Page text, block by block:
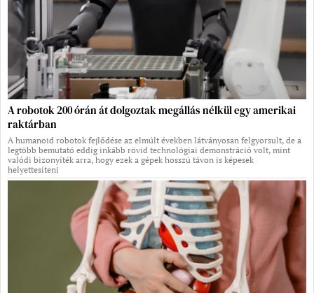
A robotok 200 órán át dolgoztak megállás nélkül egy amerikai
raktárban
A humanoid robotok fejlődése az elmúlt években látványosan felgyorsult, de a
legtöbb bemutató eddig inkább rövid technológiai demonstráció volt, mint
valódi bizonyíték arra, hogy ezek a gépek hosszú távon is képesek
helyettesíteni